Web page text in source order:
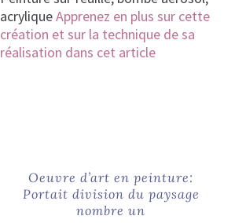
acryliqueApprenez en plus sur cette
création et sur la technique de sa
réalisation dans cet article
Oeuvre d’art en peinture:
Portait division du paysage
nombre un